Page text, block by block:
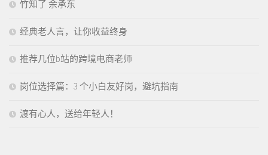
竹知了 余承东
经典老人言，让你收益终身
推荐几位b站的跨境电商老师
岗位选择篇：3 个小白友好岗，避坑指南
渡有心人，送给年轻人！